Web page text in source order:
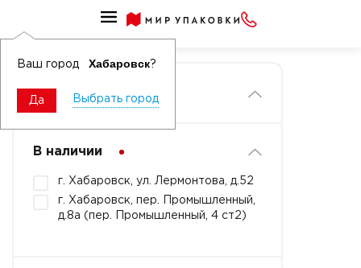
Ваш город Хабаровск?
Да Выбрать город
Главная
Фильтры
В наличии
г. Хабаровск, ул. Лермонтова, д.52
г. Хабаровск, пер. Промышленный,
д.8а (пер. Промышленный, 4 ст2)